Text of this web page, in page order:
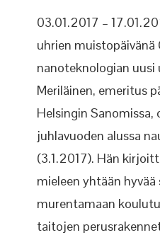
03.01.2017 –
uhrien muistopäivänä
nanoteknologian uusi
Meriläinen, emeritus
Helsingin Sanomissa,
juhlavuoden alussa
(3.1.2017). Hän
mieleen yhtään
murentamaan
taitojen